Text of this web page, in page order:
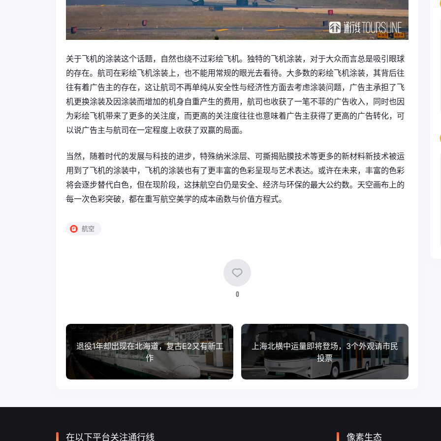
关于飞机的涂装这个话题，自然也绕不过彩绘飞机。独特的飞机涂装，对于大众而言总是吸引眼球
的存在。航司在彩绘飞机涂装上，也不能用常规的眼光去看待。大多数的彩绘飞机涂装，其背后往
往有着广告主的存在，这让航司不再单纯从安全性与经济性方面去考虑涂装问题，广告主承担了飞
机更换涂装及因涂装而增加的机身自重产生的费用，航司也收获了一笔不菲的广告收入，同时也因
为彩绘飞机带来了更多的关注度，而更高的关注度往往也意味着广告主获得了更高的广告转化，可
以说广告主与航司在一定程度上收获了双赢的局面。
当然，随着时代的发展与科技的进步，特殊纳米涂层、可撕揭贴膜技术等更多的新材料新技术被运
用到了飞机的涂装中，飞机的涂装也有了更丰富的色彩呈现与艺术表达。或许在未来，丰富的色彩
将会逐步替代白色，但在现阶段，这抹航空白仍是安全、经济与环保的最大公约数。天空画布上的
每一次色彩突破，都在重写航空美学的成本函数与价值方程式。
航空
0
退役1年却出现在北海道，复古E2又有新工
作
上海北横中运量即将登场，3个外观请市民
投票
在以下平台关注通行线 像素生态